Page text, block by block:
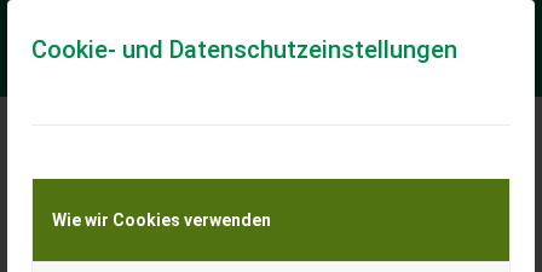
Cookie- und Datenschutzeinstellungen
Wie wir Cookies verwenden
Meine Transportkostenanfrage
Transport von Land- und Baumaschinen –
KEINE Tiertransporte